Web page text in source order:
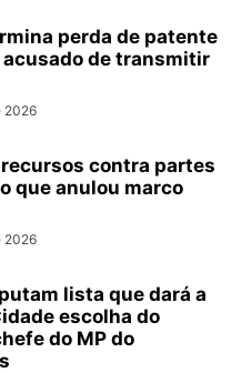
perda de patente
de transmitir
2026
contra partes
que anulou marco
2026
lista que dará a
escolha do
do MP do